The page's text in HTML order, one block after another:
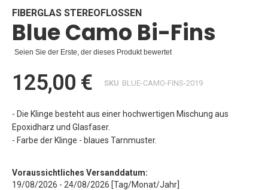
Bildgalerie
springen
FIBERGLAS STEREOFLOSSEN
Blue Camo Bi-Fins
Seien Sie der Erste, der dieses Produkt bewertet
125,00 € SKU BLUE-CAMO-FINS-2019
- Die Klinge besteht aus einer hochwertigen Mischung aus
Epoxidharz und Glasfaser.
- Farbe der Klinge - blaues Tarnmuster.
Voraussichtliches Versanddatum:
19/08/2026 - 24/08/2026 [Tag/Monat/Jahr]